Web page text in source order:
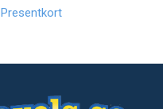
Presentkort